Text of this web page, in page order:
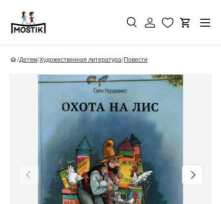
Перейти к контенту
Поиск
ПоискВойти Корзина
/Детям/Художественная литература/Повести
Перейти к информации о продукте
Назад Вперед